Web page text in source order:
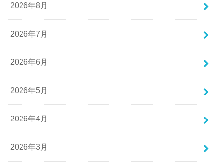
2026年8月
2026年7月
2026年6月
2026年5月
2026年4月
2026年3月